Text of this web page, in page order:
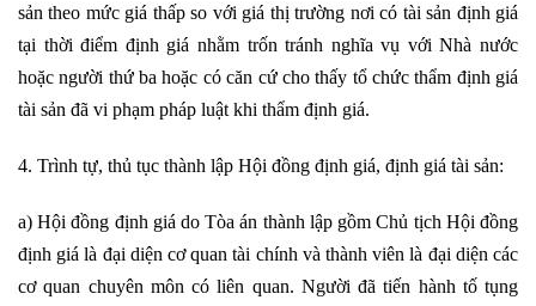
sản theo mức giá thấp so với giá thị trường nơi có tài sản định giá
tại thời điểm định giá nhằm trốn tránh nghĩa vụ với Nhà nước
hoặc người thứ ba hoặc có căn cứ cho thấy tổ chức thẩm định giá
tài sản đã vi phạm pháp luật khi thẩm định giá.
4. Trình tự, thủ tục thành lập Hội đồng định giá, định giá tài sản:
a) Hội đồng định giá do Tòa án thành lập gồm Chủ tịch Hội đồng
định giá là đại diện cơ quan tài chính và thành viên là đại diện các
cơ quan chuyên môn có liên quan. Người đã tiến hành tố tụng